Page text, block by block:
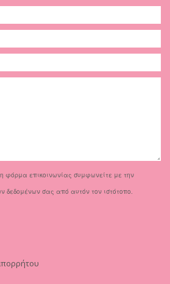
φόρμα επικοινωνίας συμφωνείτε με την
δεδομένων σας από αυτόν τον ιστότοπο.